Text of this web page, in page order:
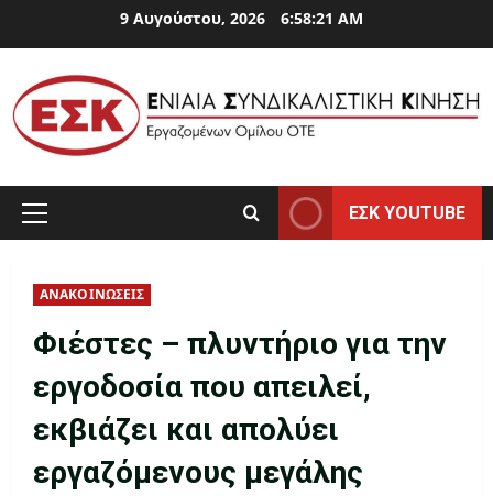
to
content
9 Αυγούστου, 2026 6:58:22 AM
Primary
ΕΣΚ YOUTUBE
ΑΝΑΚΟΙΝΩΣΕΙΣ
Φιέστες – πλυντήριο για την
εργοδοσία που απειλεί,
εκβιάζει και απολύει
εργαζόμενους μεγάλης